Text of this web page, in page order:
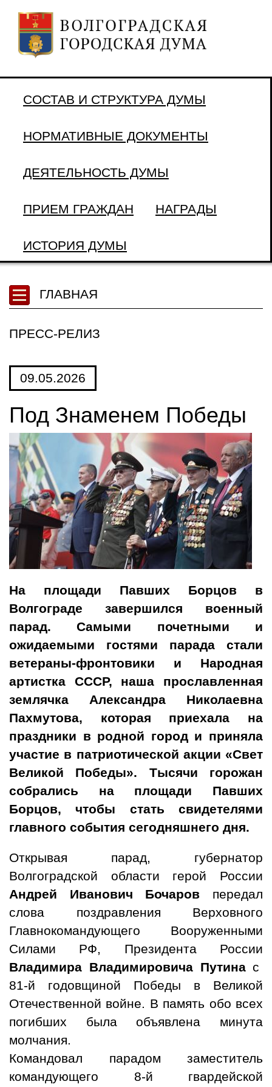
СОСТАВ И СТРУКТУРА ДУМЫ
НОРМАТИВНЫЕ ДОКУМЕНТЫ
ДЕЯТЕЛЬНОСТЬ ДУМЫ
ПРИЕМ ГРАЖДАН НАГРАДЫ
ИСТОРИЯ ДУМЫ
ГЛАВНАЯ
ПРЕСС-РЕЛИЗ
09.05.2026
Под Знаменем Победы
На площади Павших Борцов в
Волгограде завершился военный
парад. Самыми почетными и
ожидаемыми гостями парада стали
ветераны-фронтовики и Народная
артистка СССР, наша прославленная
землячка Александра Николаевна
Пахмутова, которая приехала на
праздники в родной город и приняла
участие в патриотической акции «Свет
Великой Победы». Тысячи горожан
собрались на площади Павших
Борцов, чтобы стать свидетелями
главного события сегодняшнего дня.
Открывая парад, губернатор
Волгоградской области герой России
Андрей Иванович Бочаров передал
слова поздравления Верховного
Главнокомандующего Вооруженными
Силами РФ, Президента России
Владимира Владимировича Путинас
81-й годовщиной Победы в Великой
Отечественной войне. В память обо всех
погибших была объявлена минута
молчания.
Командовал парадом заместитель
командующего 8-й гвардейской